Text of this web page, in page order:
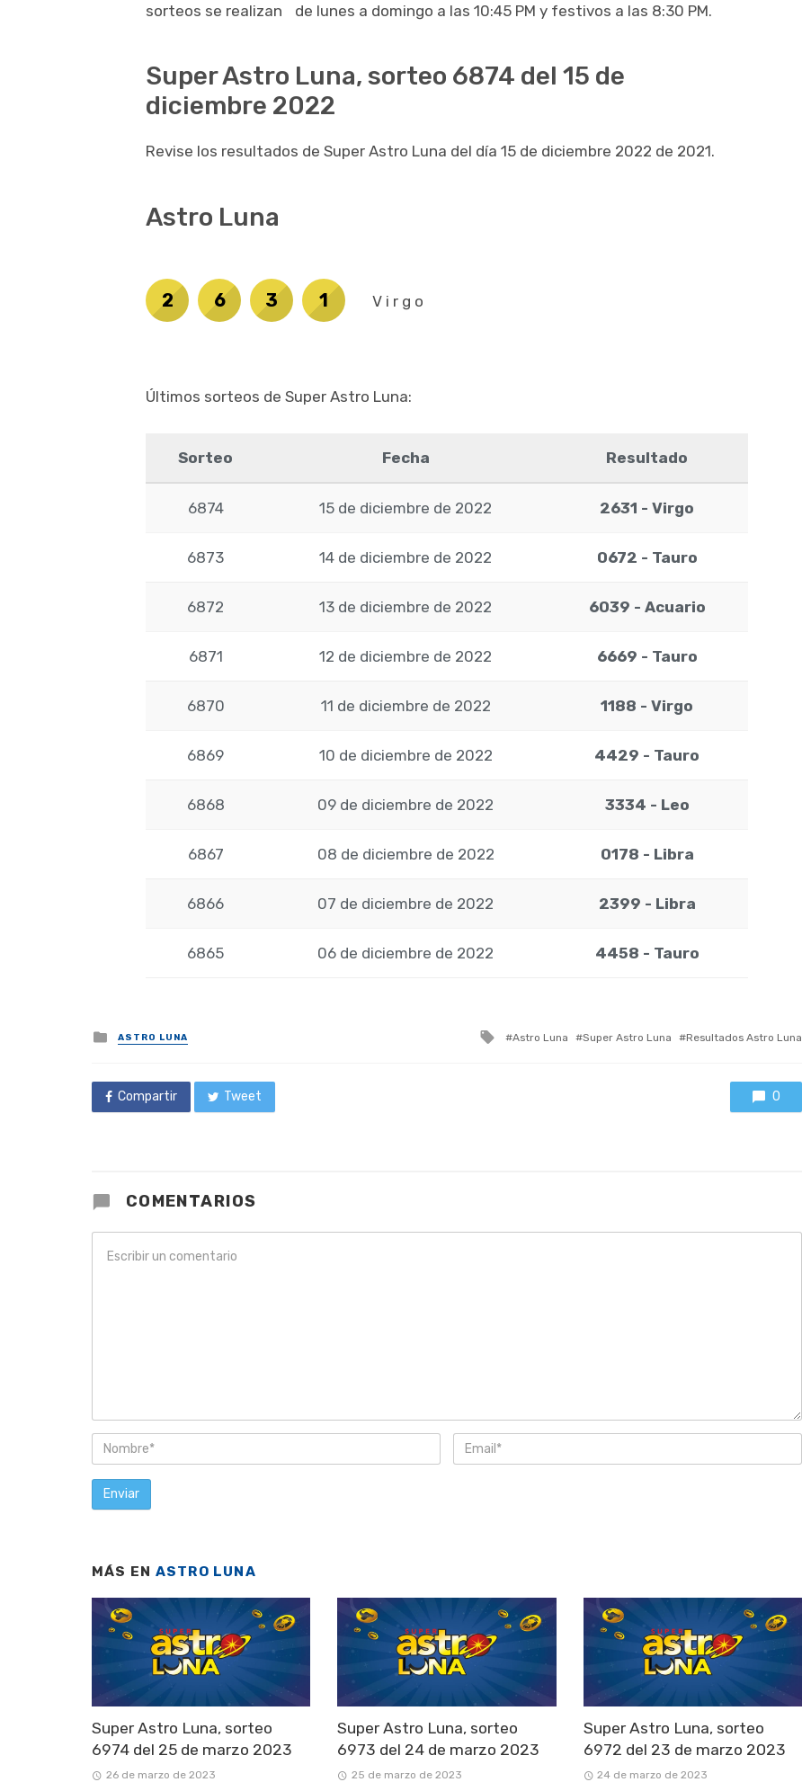
sorteos se realizan de lunes a domingo a las 10:45 PM y festivos a las 8:30 PM.
Super Astro Luna, sorteo 6874 del 15 de
diciembre 2022
Revise los resultados de Super Astro Luna del día 15 de diciembre 2022 de 2021.
Astro Luna
2 6 3 1 Virgo
Últimos sorteos de Super Astro Luna:
Sorteo Fecha Resultado
6874 15 de diciembre de 2022 2631 - Virgo
6873 14 de diciembre de 2022 0672 - Tauro
6872 13 de diciembre de 2022 6039 - Acuario
6871 12 de diciembre de 2022 6669 - Tauro
6870 11 de diciembre de 2022 1188 - Virgo
6869 10 de diciembre de 2022 4429 - Tauro
6868 09 de diciembre de 2022 3334 - Leo
6867 08 de diciembre de 2022 0178 - Libra
6866 07 de diciembre de 2022 2399 - Libra
6865 06 de diciembre de 2022 4458 - Tauro
Posted
in
ASTRO LUNA
Tagged
Astro Luna Super Astro Luna Resultados Astro Luna
Compartir Tweet 0
COMENTARIOS
MÁS EN ASTRO LUNA
Super Astro Luna, sorteo
6974 del 25 de marzo 2023
26 de marzo de 2023
Super Astro Luna, sorteo
6973 del 24 de marzo 2023
25 de marzo de 2023
Super Astro Luna, sorteo
6972 del 23 de marzo 2023
24 de marzo de 2023